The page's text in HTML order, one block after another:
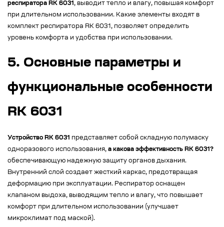
респиратора RK 6031, выводит тепло и влагу, повышая комфорт
при длительном использовании. Какие элементы входят в
комплект респиратора RK 6031, позволяет определить
уровень комфорта и удобства при использовании.
5. Основные параметры и
функциональные особенности
RK 6031
Устройство RK 6031 представляет собой складную полумаску
одноразового использования, а какова эффективность RK 6031?
обеспечивающую надежную защиту органов дыхания.
Внутренний слой создает жесткий каркас, предотвращая
деформацию при эксплуатации. Респиратор оснащен
клапаном выдоха, выводящим тепло и влагу, что повышает
комфорт при длительном использовании (улучшает
микроклимат под маской).